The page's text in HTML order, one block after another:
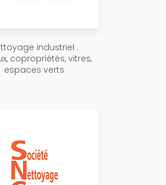
industriel :
copropriétés, vitres,
espaces verts